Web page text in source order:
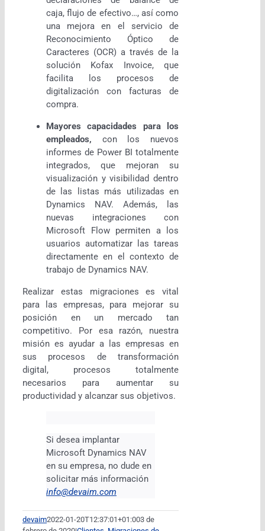
caja, flujo de efectivo…, así como
una mejora en el servicio de
Reconocimiento Óptico de
Caracteres (OCR) a través de la
solución Kofax Invoice, que
facilita los procesos de
digitalización con facturas de
compra.
Mayores capacidades para los
empleados, con los nuevos
informes de Power BI totalmente
integrados, que mejoran su
visualización y visibilidad dentro
de las listas más utilizadas en
Dynamics NAV. Además, las
nuevas integraciones con
Microsoft Flow permiten a los
usuarios automatizar las tareas
directamente en el contexto de
trabajo de Dynamics NAV.
Realizar estas migraciones es vital
para las empresas, para mejorar su
posición en un mercado tan
competitivo. Por esa razón, nuestra
misión es ayudar a las empresas en
sus procesos de transformación
digital, procesos totalmente
necesarios para aumentar su
productividad y alcanzar sus objetivos.
Si desea implantar
Microsoft Dynamics NAV
en su empresa, no dude en
solicitar más información
info@devaim.com
devaim2022-01-20T12:37:01+01:003 de